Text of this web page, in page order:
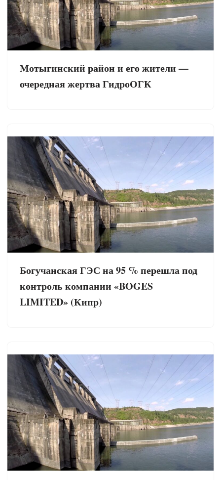
Мотыгинский район и его жители —
очередная жертва ГидроОГК
Богучанская ГЭС на 95 % перешла под
контроль компании «BOGES
LIMITED» (Кипр)